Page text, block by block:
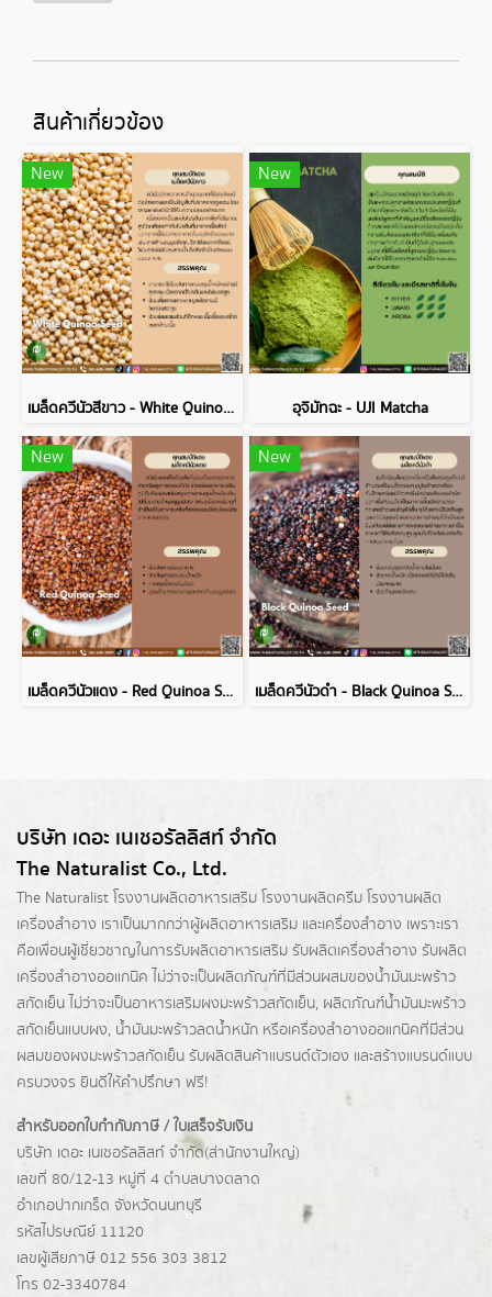
สินค้าเกี่ยวข้อง
New
เมล็ดควีนัวสีขาว - White Quinoa Seed
New
อุจิมัทฉะ - UJI Matcha
New
เมล็ดควีนัวแดง - Red Quinoa Seed
New
เมล็ดควีนัวดำ - Black Quinoa Seed
บริษัท เดอะ เนเชอรัลลิสท์ จำกัด
The Naturalist Co., Ltd.
The Naturalist โรงงานผลิตอาหารเสริม โรงงานผลิตครีม โรงงานผลิต
เครื่องสำอาง เราเป็นมากกว่าผู้ผลิตอาหารเสริม และเครื่องสำอาง เพราะเรา
คือเพื่อนผู้เชี่ยวชาญในการรับผลิตอาหารเสริม รับผลิตเครื่องสำอาง รับผลิต
เครื่องสำอางออแกนิค ไม่ว่าจะเป็นผลิตภัณฑ์ที่มีส่วนผสมของน้ำมันมะพร้าว
สกัดเย็น ไม่ว่าจะเป็นอาหารเสริมผงมะพร้าวสกัดเย็น, ผลิตภัณฑ์น้ำมันมะพร้าว
สกัดเย็นแบบผง, น้ำมันมะพร้าวลดน้ำหนัก หรือเครื่องสำอางออแกนิคที่มีส่วน
ผสมของผงมะพร้าวสกัดเย็น รับผลิตสินค้าแบรนด์ตัวเอง และสร้างแบรนด์แบบ
ครบวงจร ยินดีให้คำปรึกษา ฟรี!
สำหรับออกใบกำกับภาษี / ใบเสร็จรับเงิน
บริษัท เดอะ เนเชอรัลลิสท์ จำกัด(ส่านักงานใหญ่)
เลขที่ 80/12-13 หมู่ที่ 4 ตำบลบางตลาด
อำเภอปากเกร็ด จังหวัดนนทบุรี
รหัสไปรษณีย์ 11120
เลขผู้เสียภาษี 012 556 303 3812
โทร 02-3340784